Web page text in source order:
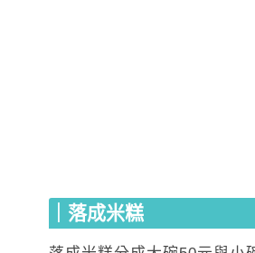
｜落成米糕